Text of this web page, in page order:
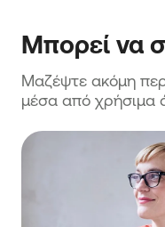
Μπορεί να
Μαζέψτε ακόμη
μέσα από χρήσιμα